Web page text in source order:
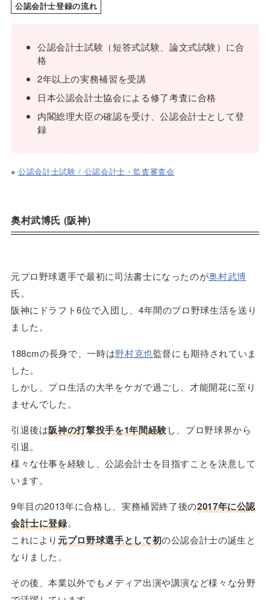
公認会計士登録の流れ
公認会計士試験（短答式試験、論文式試験）に合
格
2年以上の実務補習を受講
日本公認会計士協会による修了考査に合格
内閣総理大臣の確認を受け、公認会計士として登
録
※公認会計士試験 / 公認会計士・監査審査会
奥村武博氏 (阪神)
元プロ野球選手で最初に司法書士になったのが奥村武博
氏。
阪神にドラフト6位で入団し、4年間のプロ野球生活を送り
ました。
188cmの長身で、一時は野村克也監督にも期待されていま
した。
しかし、プロ生活の大半をケガで過ごし、才能開花に至り
ませんでした。
引退後は阪神の打撃投手を1年間経験し、プロ野球界から
引退。
様々な仕事を経験し、公認会計士を目指すことを決意して
います。
9年目の2013年に合格し、実務補習終了後の2017年に公認
会計士に登録。
これにより元プロ野球選手として初の公認会計士の誕生と
なりました。
その後、本業以外でもメディア出演や講演など様々な分野